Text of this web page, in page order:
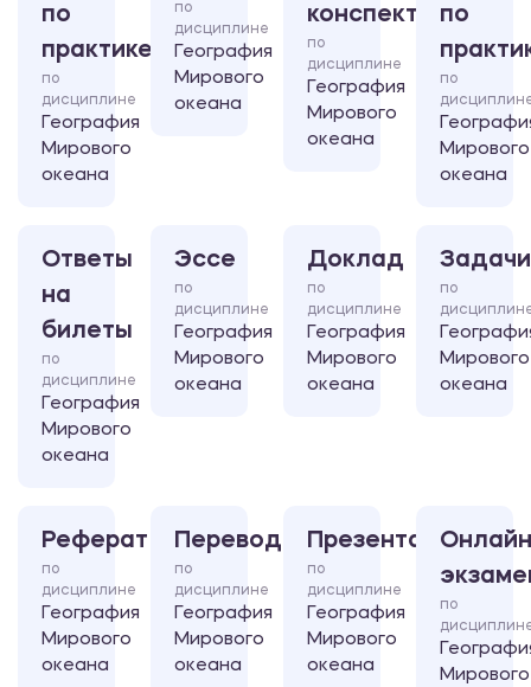
по
практике
по
дисциплине
География
Мирового
океана
по
дисциплине
География
Мирового
океана
конспект
по
дисциплине
География
Мирового
океана
по
по
Мирового
океана
Ответы
на
билеты
по
дисциплине
География
Мирового
океана
Эссе
по
дисциплине
География
Мирового
океана
Доклад
по
дисциплине
География
Мирового
океана
Задачи
по
Мирового
океана
Реферат
по
дисциплине
География
Мирового
океана
Перевод
по
дисциплине
География
Мирового
океана
Презентация
по
дисциплине
География
Мирового
океана
по
Мирового